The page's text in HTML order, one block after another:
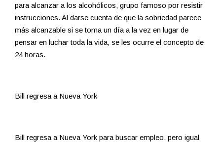
para alcanzar a los alcohólicos, grupo famoso por resistir
instrucciones. Al darse cuenta de que la sobriedad parece
más alcanzable si se toma un día a la vez en lugar de
pensar en luchar toda la vida, se les ocurre el concepto de
24 horas.
Bill regresa a Nueva York
Bill regresa a Nueva York para buscar empleo, pero igual